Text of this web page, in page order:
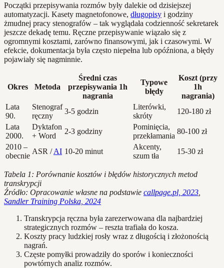
Początki przepisywania rozmów były dalekie od dzisiejszej
automatyzacji. Kasety magnetofonowe, długopisy i godziny
żmudnej pracy stenografów – tak wyglądała codzienność sekretarek
jeszcze dekadę temu. Ręczne przepisywanie wiązało się z
ogromnymi kosztami, zarówno finansowymi, jak i czasowymi. W
efekcie, dokumentacja była często niepełna lub opóźniona, a błędy
pojawiały się nagminnie.
Okres Metoda
Średni czas
przepisywania 1h
nagrania
Typowe
błędy
Koszt (przy
1h
nagrania)
Lata
90.
Stenograf
ręczny
3-5 godzin
Literówki,
skróty
120-180 zł
Lata
2000.
Dyktafon
+ Word
2-3 godziny
Pominięcia,
przekłamania
80-100 zł
2010 –
obecnie
ASR /AI 10-20 minut
Akcenty,
szum tła
15-30 zł
Tabela 1: Porównanie kosztów i błędów historycznych metod
transkrypcji
Źródło: Opracowanie własne na podstawie callpage.pl, 2023
Sandler Training Polska, 2024
Transkrypcja ręczna była zarezerwowana dla najbardziej
strategicznych rozmów – reszta trafiała do kosza.
Koszty pracy ludzkiej rosły wraz z długością i złożonością
nagrań.
Częste pomyłki prowadziły do sporów i konieczności
powtórnych analiz rozmów.